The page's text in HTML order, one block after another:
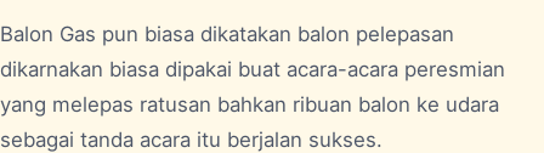
Balon Gas pun biasa dikatakan balon pelepasan
dikarnakan biasa dipakai buat acara-acara peresmian
yang melepas ratusan bahkan ribuan balon ke udara
sebagai tanda acara itu berjalan sukses.